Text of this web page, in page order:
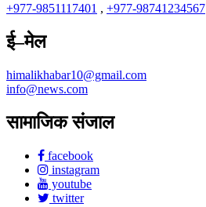
+977-9851117401 , +977-98741234567
ई–मेल
himalikhabar10@gmail.com
info@news.com
सामाजिक संजाल
facebook
instagram
youtube
twitter